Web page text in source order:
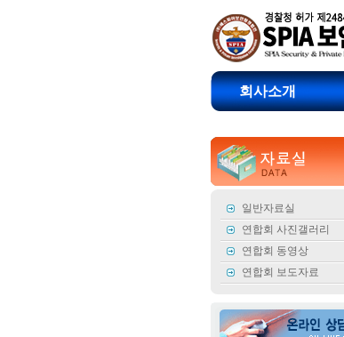
회사소개
일반자료실
연합회 사진갤러리
연합회 동영상
연합회 보도자료